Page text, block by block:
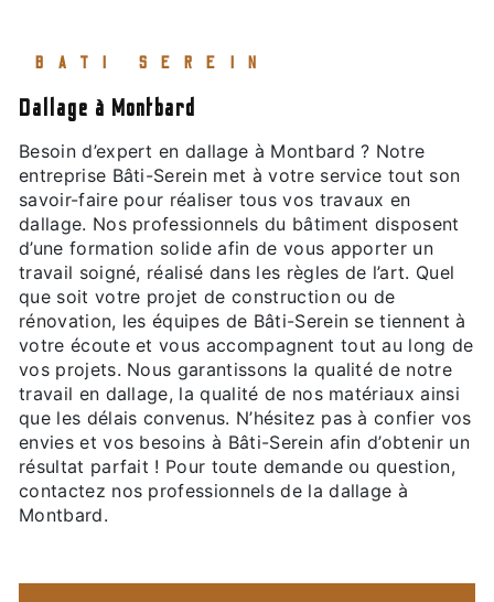
BATI SEREIN
dallage à Montbard
Besoin d’expert en dallage à Montbard ? Notre
entreprise Bâti-Serein met à votre service tout son
savoir-faire pour réaliser tous vos travaux en
dallage. Nos professionnels du bâtiment disposent
d’une formation solide afin de vous apporter un
travail soigné, réalisé dans les règles de l’art. Quel
que soit votre projet de construction ou de
rénovation, les équipes de Bâti-Serein se tiennent à
votre écoute et vous accompagnent tout au long de
vos projets. Nous garantissons la qualité de notre
travail en dallage, la qualité de nos matériaux ainsi
que les délais convenus. N’hésitez pas à confier vos
envies et vos besoins à Bâti-Serein afin d’obtenir un
résultat parfait ! Pour toute demande ou question,
contactez nos professionnels de la dallage à
Montbard.